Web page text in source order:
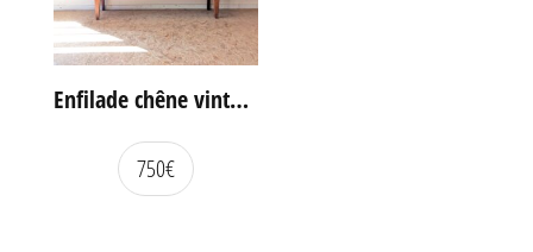
Enfilade chêne vintage portes coulissantes
750€